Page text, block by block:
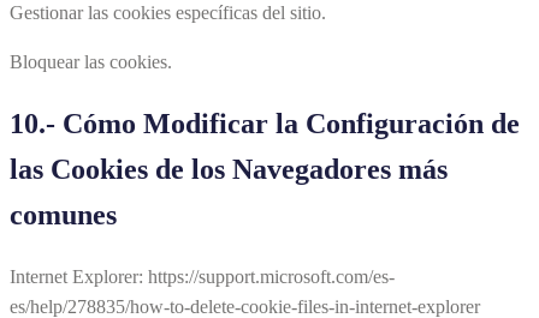
Gestionar las cookies específicas del sitio.
Bloquear las cookies.
10.- Cómo Modificar la Configuración de
las Cookies de los Navegadores más
comunes
Internet Explorer: https://support.microsoft.com/es-
es/help/278835/how-to-delete-cookie-files-in-internet-explorer